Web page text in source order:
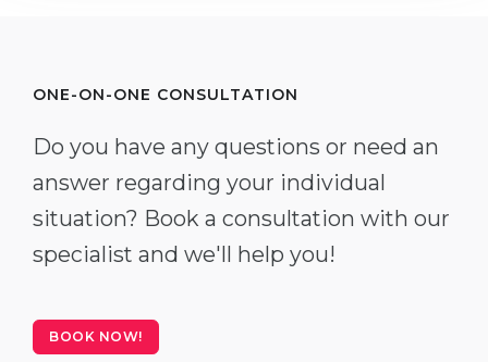
ONE-ON-ONE CONSULTATION
Do you have any questions or need an
answer regarding your individual
situation? Book a consultation with our
specialist and we'll help you!
BOOK NOW!